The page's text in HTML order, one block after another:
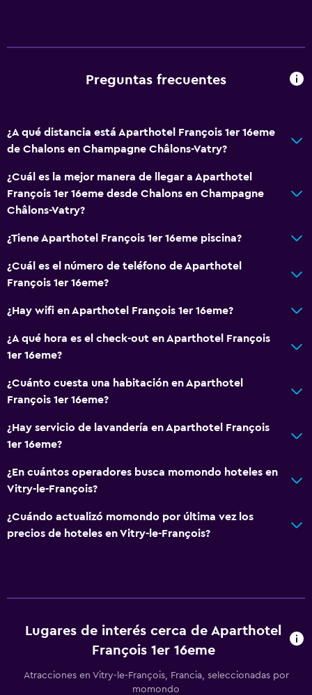
Preguntas frecuentes
¿A qué distancia está Aparthotel François 1er 16eme
de Chalons en Champagne Châlons-Vatry?
¿Cuál es la mejor manera de llegar a Aparthotel
François 1er 16eme desde Chalons en Champagne
Châlons-Vatry?
¿Tiene Aparthotel François 1er 16eme piscina?
¿Cuál es el número de teléfono de Aparthotel
François 1er 16eme?
¿Hay wifi en Aparthotel François 1er 16eme?
¿A qué hora es el check-out en Aparthotel François
1er 16eme?
¿Cuánto cuesta una habitación en Aparthotel
François 1er 16eme?
¿Hay servicio de lavandería en Aparthotel François
1er 16eme?
¿En cuántos operadores busca momondo hoteles en
Vitry-le-François?
¿Cuándo actualizó momondo por última vez los
precios de hoteles en Vitry-le-François?
Lugares de interés cerca de Aparthotel
François 1er 16eme
Atracciones en Vitry-le-François, Francia, seleccionadas por
momondo